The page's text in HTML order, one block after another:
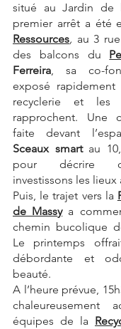
situé au Jardin de
premier arrêt a été
Ressources, au 3
des balcons du
Ferreira, sa co-
exposé
recyclerie et
rapprochent. Une
Sceaux smart au 10,
pour décrire
investissons les
Puis, le trajet vers la
de Massy a
chemin bucolique
Le printemps
débordante et
beauté.
A l’heure prévue,
chaleureusement
équipes de la